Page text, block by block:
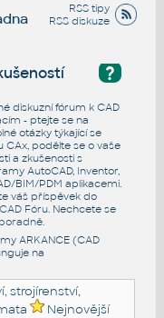
RSS tipy
RSS diskuze
?
diskuzní fórum k CAD
- ptejte se na
otázky týkající se
CAx, podělte se o vaše
a zkušenosti s
AutoCAD, Inventor,
BIM/PDM aplikacemi.
váš příspěvek do
CAD Fóru. Nechcete se
.
ARKANCE (CAD
na
strojírenství,
Nejnovější